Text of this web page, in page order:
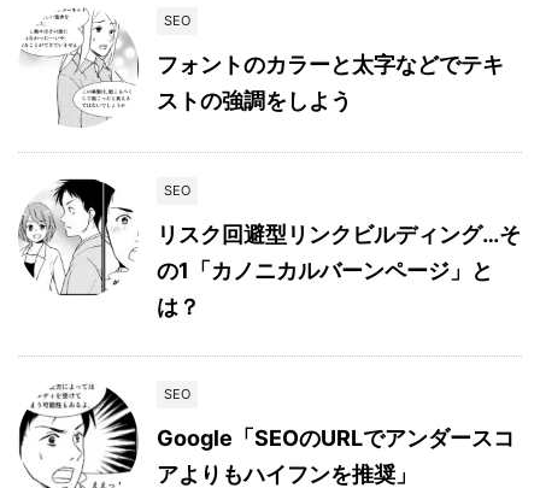
SEO
フォントのカラーと太字などでテキ
ストの強調をしよう
SEO
リスク回避型リンクビルディング…そ
の1「カノニカルバーンページ」と
は？
SEO
Google「SEOのURLでアンダースコ
アよりもハイフンを推奨」